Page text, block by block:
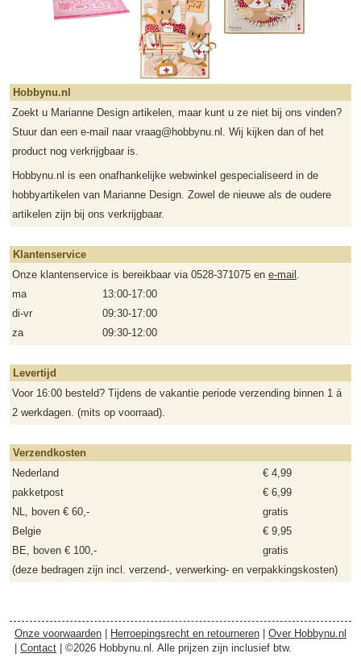
Hobbynu.nl
Zoekt u Marianne Design artikelen, maar kunt u ze niet bij ons vinden?
Stuur dan een e-mail naar vraag@hobbynu.nl. Wij kijken dan of het
product nog verkrijgbaar is.
Hobbynu.nl is een onafhankelijke webwinkel gespecialiseerd in de
hobbyartikelen van Marianne Design. Zowel de nieuwe als de oudere
artikelen zijn bij ons verkrijgbaar.
Klantenservice
Onze klantenservice is bereikbaar via 0528-371075 en e-mail .
ma
13:00-17:00
di-vr
09:30-17:00
za
09:30-12:00
Levertijd
Voor 16:00 besteld? Tijdens de vakantie periode verzending binnen 1 á
2 werkdagen. (mits op voorraad).
Verzendkosten
Nederland
€ 4,99
pakketpost
€ 6,99
NL, boven € 60,-
gratis
Belgie
€ 9,95
BE, boven € 100,-
gratis
(deze bedragen zijn incl. verzend-, verwerking- en verpakkingskosten)
Onze voorwaarden Herroepingsrecht en retourneren
Over Hobbynu.nl
Contact | ©2026 Hobbynu.nl. Alle prijzen zijn inclusief btw.